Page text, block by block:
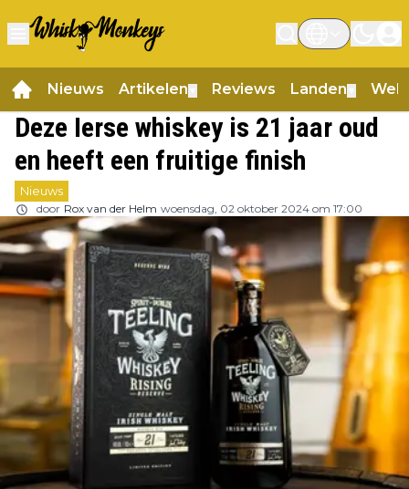
Nieuws Artikelen Reviews Landen
Deze Ierse whiskey is 21 jaar oud
en heeft een fruitige finish
Nieuws
door Rox van der Helm woensdag, 02 oktober 2024 om 17:00